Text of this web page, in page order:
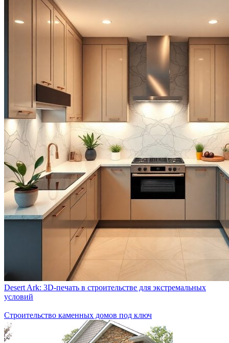
Desert Ark: 3D-печать в строительстве для экстремальных
условий
Строительство каменных домов под ключ